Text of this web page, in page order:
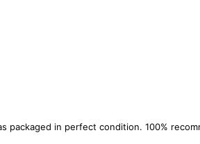
in perfect condition. 100%